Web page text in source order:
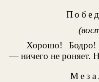
Хорошо! Бодро!
— ничего не роняет.